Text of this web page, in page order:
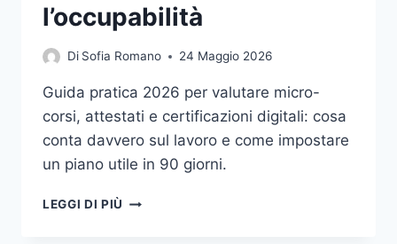
l’occupabilità
Di Sofia Romano 24 Maggio 2026
Guida pratica 2026 per valutare micro-
corsi, attestati e certificazioni digitali: cosa
conta davvero sul lavoro e come impostare
un piano utile in 90 giorni.
LEGGI DI PIÙ FORMAZIONE